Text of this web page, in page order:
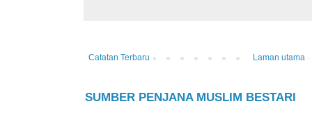
Catatan Terbaru Laman utama
SUMBER PENJANA MUSLIM BESTARI